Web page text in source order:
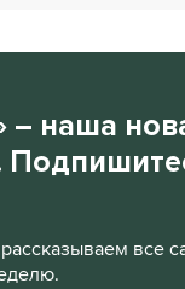
– наша
все